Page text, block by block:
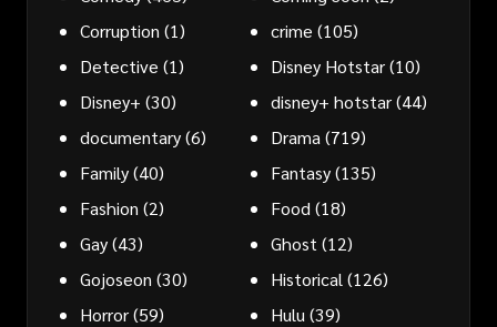
Corruption (1) crime (105)
Detective (1) Disney Hotstar(10)
Disney+ (30) disney+ hotstar(44)
documentary(6) Drama (719)
Family(40) Fantasy(135)
Fashion (2) Food (18)
Gay(43) Ghost (12)
Gojoseon (30) Historical (126)
Horror(59) Hulu (39)